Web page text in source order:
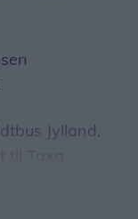
vanvidskørsel
Jylland,